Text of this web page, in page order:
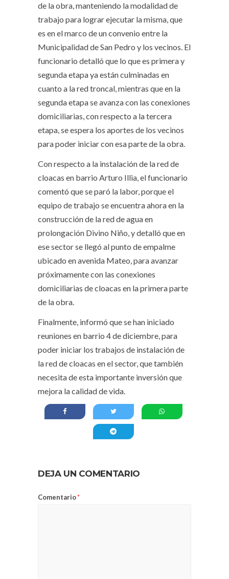
de la obra, manteniendo la modalidad de
trabajo para lograr ejecutar la misma, que
es en el marco de un convenio entre la
Municipalidad de San Pedro y los vecinos. El
funcionario detalló que lo que es primera y
segunda etapa ya están culminadas en
cuanto a la red troncal, mientras que en la
segunda etapa se avanza con las conexiones
domiciliarias, con respecto a la tercera
etapa, se espera los aportes de los vecinos
para poder iniciar con esa parte de la obra.
Con respecto a la instalación de la red de
cloacas en barrio Arturo Illia, el funcionario
comentó que se paró la labor, porque el
equipo de trabajo se encuentra ahora en la
construcción de la red de agua en
prolongación Divino Niño, y detalló que en
ese sector se llegó al punto de empalme
ubicado en avenida Mateo, para avanzar
próximamente con las conexiones
domiciliarias de cloacas en la primera parte
de la obra.
Finalmente, informó que se han iniciado
reuniones en barrio 4 de diciembre, para
poder iniciar los trabajos de instalación de
la red de cloacas en el sector, que también
necesita de esta importante inversión que
mejora la calidad de vida.
DEJA UN COMENTARIO
Comentario*